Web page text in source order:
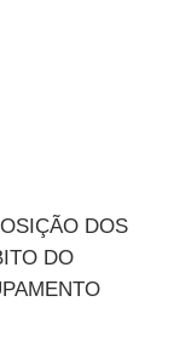
DOS
DO